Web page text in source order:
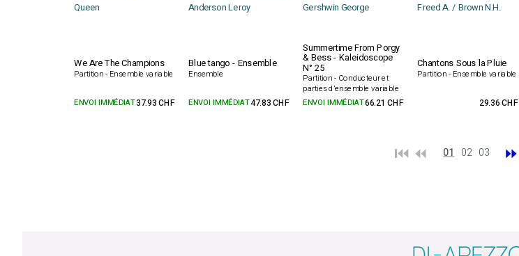
Queen Anderson Leroy Gershwin George Freed A. / Brown N.H.
We Are The Champions
Partition - Ensemble variable
Blue tango - Ensemble
Ensemble
Summertime From Porgy
& Bess - Kaleidoscope
N° 25
Partition - Conducteur et
parties d'ensemble variable
Chantons Sous la Pluie
Partition - Ensemble variable
ENVOI IMMÉDIAT37.93 CHF ENVOI IMMÉDIAT47.83 CHF ENVOI IMMÉDIAT66.21 CHF 29.36 CHF
⏮️ ⏪ 01 02 03 ⏩